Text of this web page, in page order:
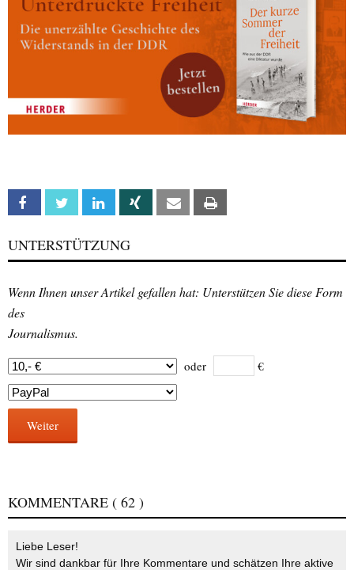
Facebook Twitter Linkedin Xing Email
UNTERSTÜTZUNG
Wenn Ihnen unser Artikel gefallen hat: Unterstützen Sie diese Form
des
Journalismus.
oder €
Weiter
KOMMENTARE ( 62 )
Liebe Leser!
Wir sind dankbar für Ihre Kommentare und schätzen Ihre aktive